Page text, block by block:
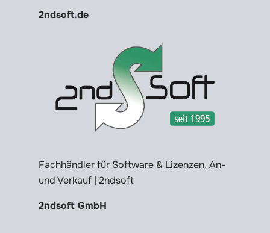
2ndsoft.de
Fachhändler für Software & Lizenzen, An-
und Verkauf | 2ndsoft
2ndsoft GmbH